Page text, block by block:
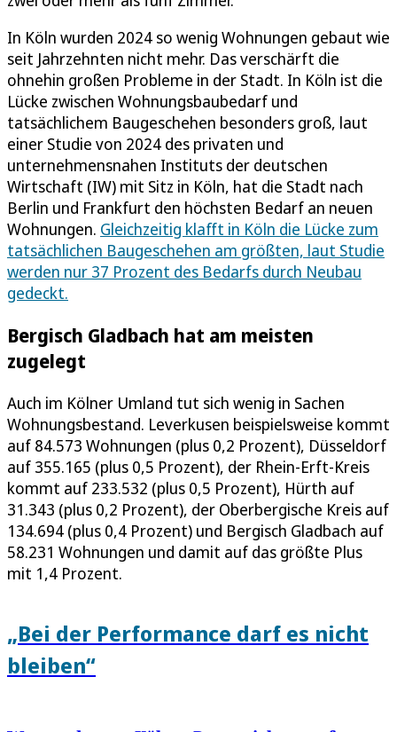
In Köln wurden 2024 so wenig Wohnungen gebaut wie
seit Jahrzehnten nicht mehr. Das verschärft die
ohnehin großen Probleme in der Stadt. In Köln ist die
Lücke zwischen Wohnungsbaubedarf und
tatsächlichem Baugeschehen besonders groß, laut
einer Studie von 2024 des privaten und
unternehmensnahen Instituts der deutschen
Wirtschaft (IW) mit Sitz in Köln, hat die Stadt nach
Berlin und Frankfurt den höchsten Bedarf an neuen
Wohnungen. Gleichzeitig klafft in Köln die Lücke zum
tatsächlichen Baugeschehen am größten, laut Studie
werden nur 37 Prozent des Bedarfs durch Neubau
gedeckt.
Bergisch Gladbach hat am meisten
zugelegt
Auch im Kölner Umland tut sich wenig in Sachen
Wohnungsbestand. Leverkusen beispielsweise kommt
auf 84.573 Wohnungen (plus 0,2 Prozent), Düsseldorf
auf 355.165 (plus 0,5 Prozent), der Rhein-Erft-Kreis
kommt auf 233.532 (plus 0,5 Prozent), Hürth auf
31.343 (plus 0,2 Prozent), der Oberbergische Kreis auf
134.694 (plus 0,4 Prozent) und Bergisch Gladbach auf
58.231 Wohnungen und damit auf das größte Plus
mit 1,4 Prozent.
„Bei der Performance darf es nicht
bleiben“